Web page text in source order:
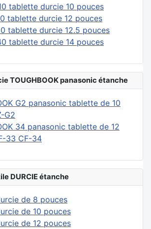
tablette durcie 10 pouces
tablette durcie 12 pouces
tablette durcie 12.5 pouces
tablette durcie 14 pouces
TOUGHBOOK panasonic étanche
G2 panasonic tablette de 10
G2
34 panasonic tablette de 12
33 CF-34
DURCIE étanche
de 8 pouces
de 10 pouces
de 12 pouces